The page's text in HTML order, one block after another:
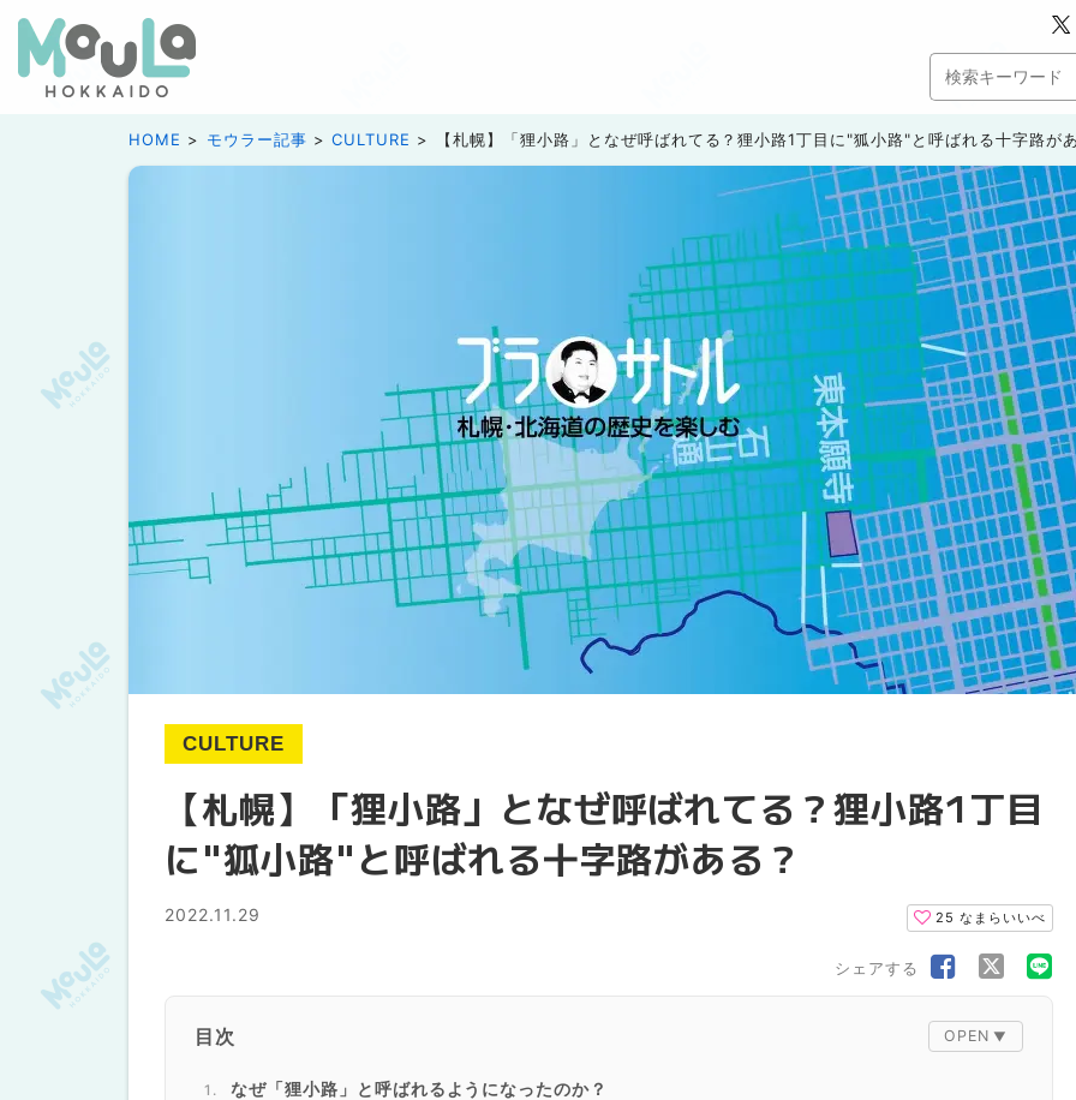
HOME モウラー記事 CULTURE 【札幌】「狸小路」となぜ呼ばれてる？狸小路1丁目に"狐小路"と呼ばれる十字路が
CULTURE
【札幌】「狸小路」となぜ呼ばれてる？狸小路1丁目
に"狐小路"と呼ばれる十字路がある？
2022.11.29 25 なまらいいべ
シェアする
目次
なぜ「狸小路」と呼ばれるようになったのか？